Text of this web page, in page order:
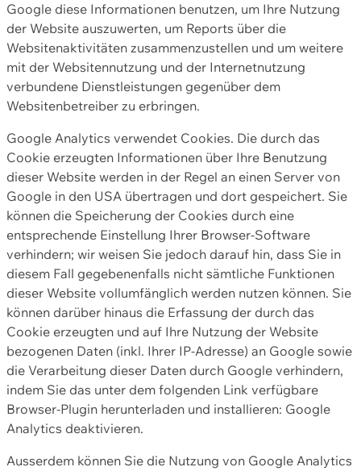
Google diese Informationen benutzen, um Ihre Nutzung
der Website auszuwerten, um Reports über die
Websitenaktivitäten zusammenzustellen und um weitere
mit der Websitennutzung und der Internetnutzung
verbundene Dienstleistungen gegenüber dem
Websitenbetreiber zu erbringen.
Google Analytics verwendet Cookies. Die durch das
Cookie erzeugten Informationen über Ihre Benutzung
dieser Website werden in der Regel an einen Server von
Google in den USA übertragen und dort gespeichert. Sie
können die Speicherung der Cookies durch eine
entsprechende Einstellung Ihrer Browser-Software
verhindern; wir weisen Sie jedoch darauf hin, dass Sie in
diesem Fall gegebenenfalls nicht sämtliche Funktionen
dieser Website vollumfänglich werden nutzen können. Sie
können darüber hinaus die Erfassung der durch das
Cookie erzeugten und auf Ihre Nutzung der Website
bezogenen Daten (inkl. Ihrer IP-Adresse) an Google sowie
die Verarbeitung dieser Daten durch Google verhindern,
indem Sie das unter dem folgenden Link verfügbare
Browser-Plugin herunterladen und installieren: Google
Analytics deaktivieren.
Ausserdem können Sie die Nutzung von Google Analytics